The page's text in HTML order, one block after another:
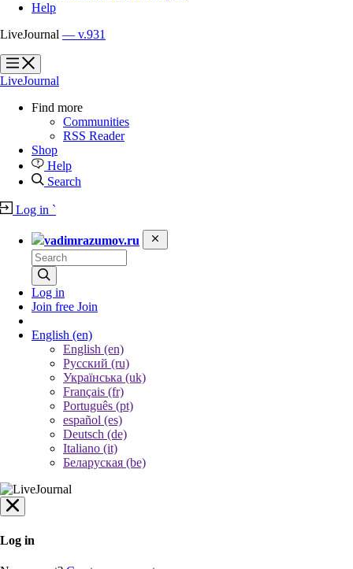
Help
LiveJournal — v.931
?
?
LiveJournal
Find more
Communities
RSS Reader
Shop
Help
Search
Log in `
vadimrazumov.ru
Log in
Join free Join
English (en)
English (en)
Русский (ru)
Українська (uk)
Français (fr)
Português (pt)
español (es)
Deutsch (de)
Italiano (it)
Беларуская (be)
Log in